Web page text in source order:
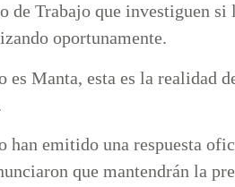
Trabajo que investiguen si
oportunamente.
Manta, esta es la realidad
han emitido una respuesta
que mantendrán la